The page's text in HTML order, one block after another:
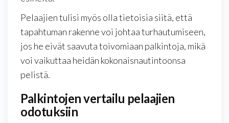
Pelaajien tulisi myös olla tietoisia siitä, että
tapahtuman rakenne voi johtaa turhautumiseen,
jos he eivät saavuta toivomiaan palkintoja, mikä
voi vaikuttaa heidän kokonaisnautintoonsa
pelistä.
Palkintojen vertailu pelaajien
odotuksiin